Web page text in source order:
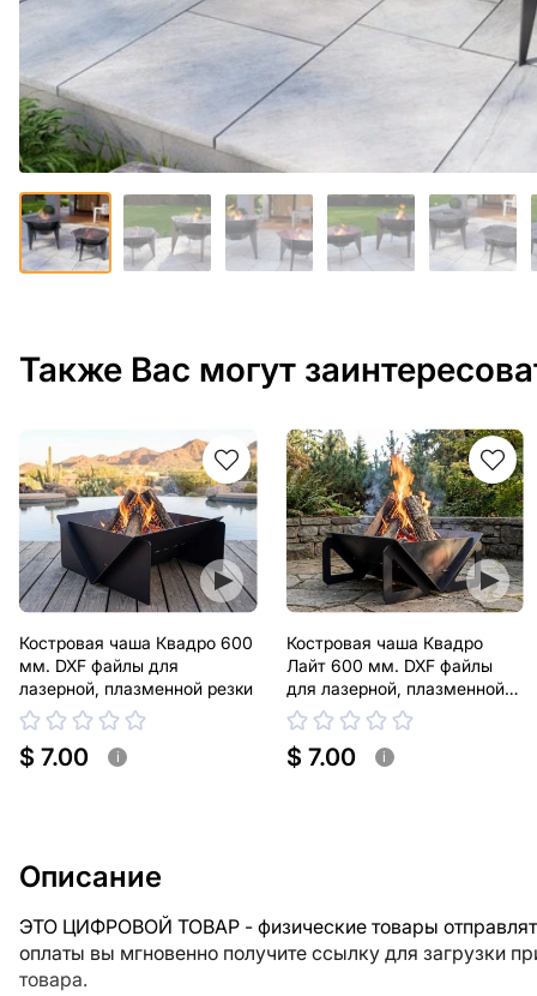
Также Вас могут
Костровая чаша Квадро 600
мм. DXF файлы для
лазерной, плазменной резки
$ 7.00 i
Костровая чаша Квадро
Лайт 600 мм. DXF файлы
для лазерной, плазменной
резки
$ 7.00 i
Описание
ЭТО ЦИФРОВОЙ ТОВАР - физические товары
оплаты вы мгновенно получите ссылку для загрузки
товара.